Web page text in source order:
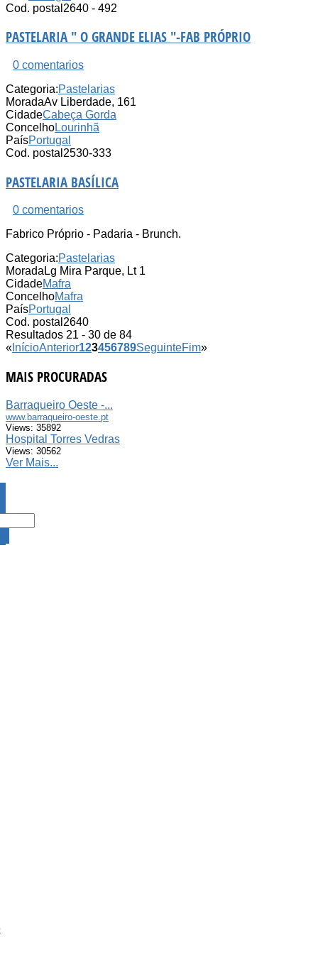
Cod. postal 2640 - 492
PASTELARIA " O GRANDE ELIAS "-FAB PRÓPRIO
0 comentarios
Categoria:Pastelarias
MoradaAv Liberdade, 161
CidadeCabeça Gorda
ConcelhoLourinhã
PaísPortugal
Cod. postal 2530-333
PASTELARIA BASÍLICA
0 comentarios
Fabrico Próprio - Padaria - Brunch.
Categoria:Pastelarias
Morada Lg Mira Parque, Lt 1
CidadeMafra
ConcelhoMafra
PaísPortugal
Cod. postal 2640
Resultados 21 - 30 de 84
« InícioAnterior123456789SeguinteFim»
MAIS PROCURADAS
Barraqueiro Oeste -...
www.barraqueiro-oeste.pt
Views: 35892
Hospital Torres Vedras
Views: 30562
Ver Mais...